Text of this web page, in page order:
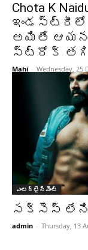
Chota K
అయితే
స్ట్రోక్
Mahi - Wednesday, 25
ఎంటర్టైన్మెంట్
సక్సెస్ లేని
admin - Thursday, 13